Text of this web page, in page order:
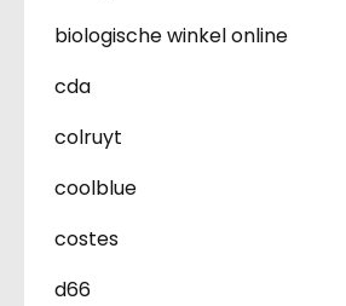
biologische winkel online
cda
colruyt
coolblue
costes
d66